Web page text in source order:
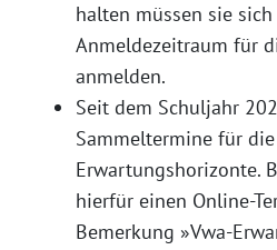
halten müssen sie
Anmeldezeitraum für
anmelden.
Seit dem Schuljahr
Sammeltermine für
Erwartungshorizonte.
hierfür einen Online-
Bemerkung »Vwa-